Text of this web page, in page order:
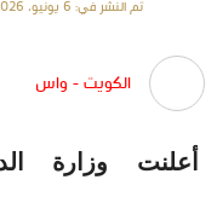
تم النشر في: 6 يونيو، 2026 4:50 م
الكويت - واس
أعلنت وزارة